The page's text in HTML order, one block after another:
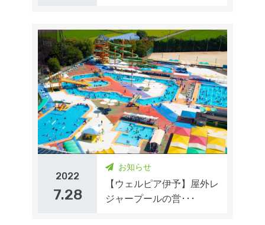
2022
7.28
お知らせ
【ウェルピア伊予】屋外レ
ジャープールの営･･･